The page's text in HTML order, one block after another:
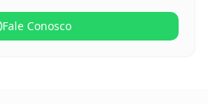
Fale Conosco